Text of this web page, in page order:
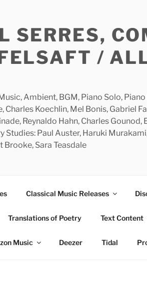
SERRES,
/
Ambient, BGM, Piano Solo,
Charles Koechlin, Mel Bonis, Gabriel
Reynaldo Hahn, Charles
Paul Auster, Haruki
Brooke, Sara Teasdale
Classical Music Releases
Translations of Poetry Text Content
Music Deezer Tidal